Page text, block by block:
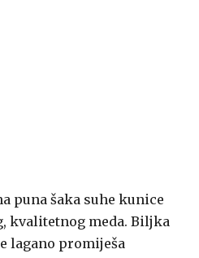
puna šaka suhe kunice
kvalitetnog meda. Biljka
lagano promiješa